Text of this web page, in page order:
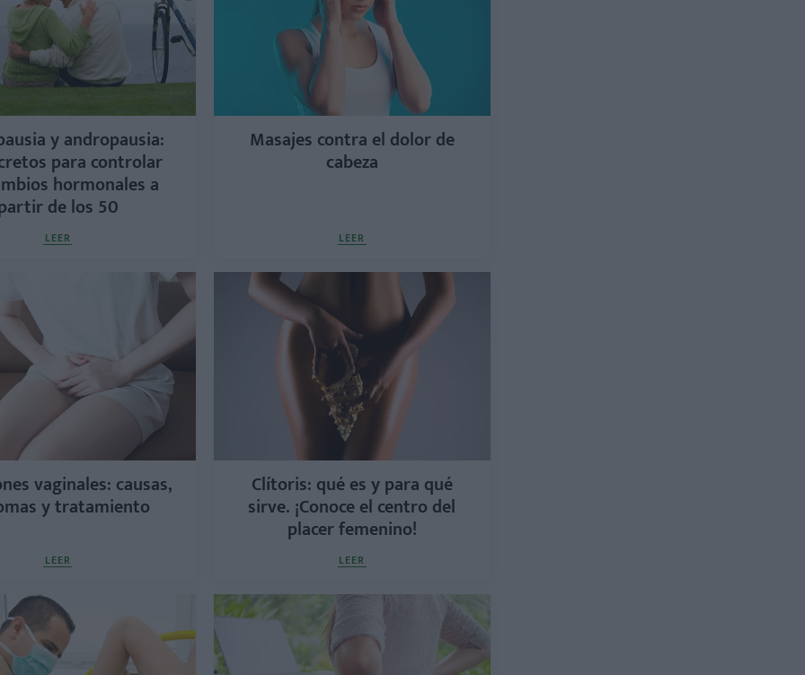
y andropausia:
para controlar
hormonales a
de los 50
LEER
Masajes contra el dolor de
cabeza
LEER
vaginales: causas,
y tratamiento
LEER
Clítoris: qué es y para qué
sirve. ¡Conoce el centro del
placer femenino!
LEER